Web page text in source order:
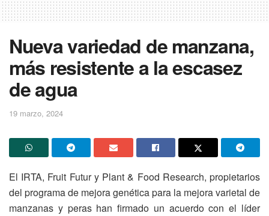
Nueva variedad de manzana,
más resistente a la escasez
de agua
19 marzo, 2024
El IRTA, Fruit Futur y Plant & Food Research, propietarios
del programa de mejora genética para la mejora varietal de
manzanas y peras han firmado un acuerdo con el líder